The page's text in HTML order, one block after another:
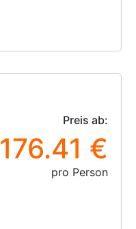
Preis ab:
176.41 €
pro Person